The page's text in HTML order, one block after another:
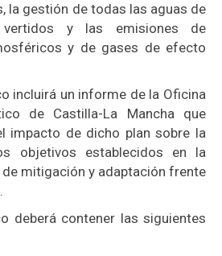
la gestión de todas las aguas de
y las emisiones de
y de gases de efecto
incluirá un informe de la Oficina
de Castilla-La Mancha que
impacto de dicho plan sobre la
objetivos establecidos en la
de mitigación y adaptación frente
deberá contener las siguientes